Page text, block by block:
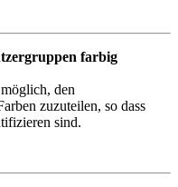
farbig
den
zuzuteilen, so dass
sind.